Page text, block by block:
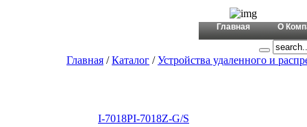
Главная О
Главная /Каталог /Устройства удаленного и
I-7018PI-7018Z-G/S